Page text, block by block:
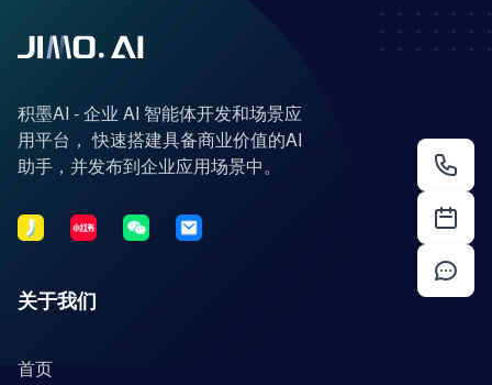
积墨AI - 企业 AI 智能体开发和场景应
用平台， 快速搭建具备商业价值的AI
助手，并发布到企业应用场景中。
关于我们
首页